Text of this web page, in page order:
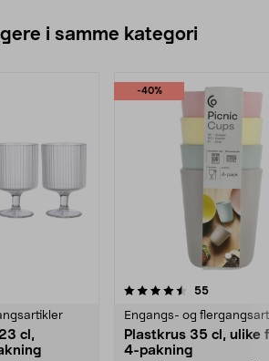
i samme kategori
cl,
-40%
55
Engangs- og
Plastkrus 35 cl, ulike
4-pakning
4.5 av 5 stjerner